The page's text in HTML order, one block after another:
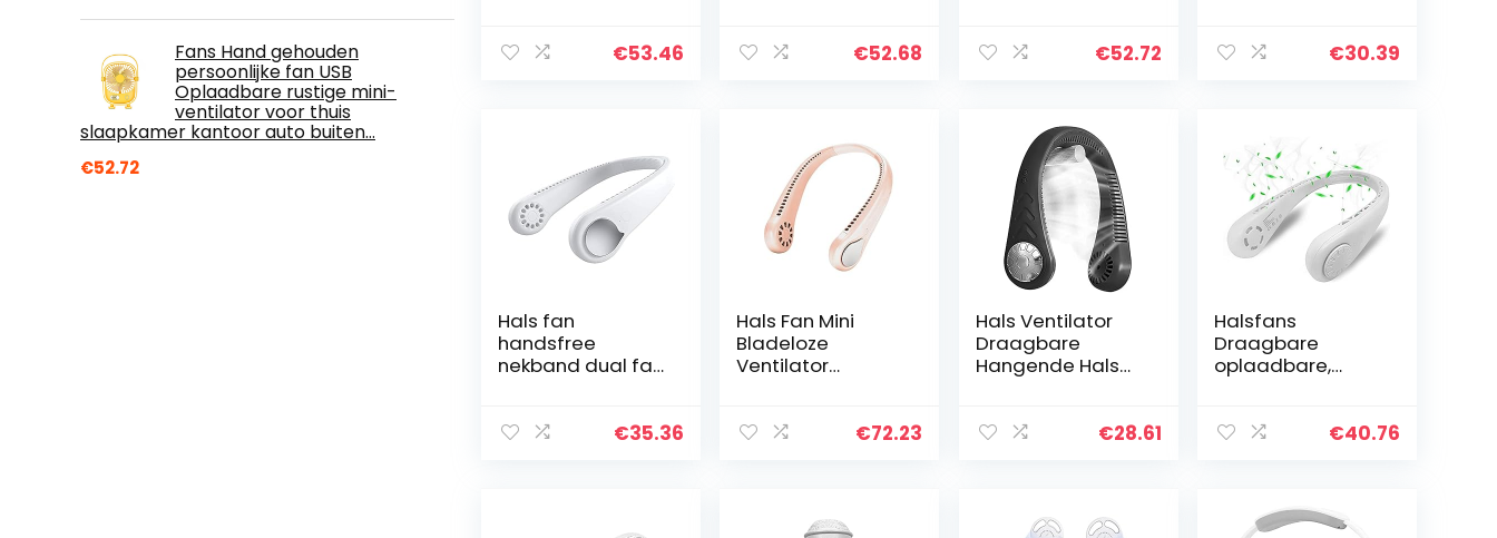
Fans Hand gehouden
persoonlijke fan USB
Oplaadbare rustige mini-
ventilator voor thuis
slaapkamer kantoor auto buiten…
€52.72
Fan USB Ventilator
€53.46
Slaapkamer
€52.68
Licht voor
Home Batterij
Operated…
€52.72
Kerstboom
(Roze Oude…
€30.39
Hals fan
handsfree
nekband dual fan
Luchtkoeler Hals
€35.36
Hals Fan Mini
Bladeloze
Ventilator
Hangfans
DAGUAI (Color…
€72.23
Hals Ventilator
Draagbare
Hangende Hals
oplaadbare
€28.61
Halsfans
Draagbare
oplaadbare,
Blaiseless Neck
€40.76